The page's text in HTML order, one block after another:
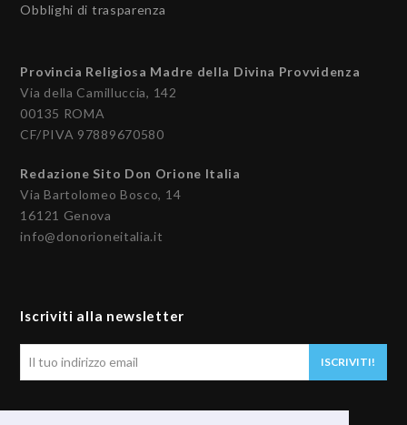
Obblighi di trasparenza
Provincia Religiosa Madre della Divina Provvidenza
Via della Camilluccia, 142
00135 ROMA
CF/PIVA 97889670580
Redazione Sito Don Orione Italia
Via Bartolomeo Bosco, 14
16121 Genova
info@donorioneitalia.it
Iscriviti alla newsletter
ISCRIVITI!